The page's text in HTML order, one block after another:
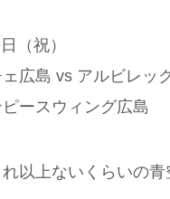
（祝）
広島 vs アルビレッ
ースウィング広島
以上ないくらいの青